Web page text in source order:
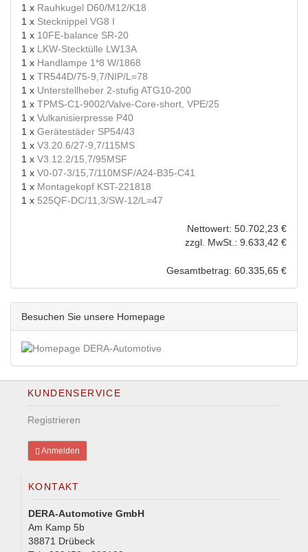
1 x Rauhkugel D60/M12/K18
1 x Stecknippel VG8 I
1 x 10FE-balance SR-20
1 x LKW-Stecktülle LW13A
1 x Handlampe 1*8 W/1868
1 x TR544D/75-9,7/NIP/L=78
1 x Unterstellheber 2-stufig ATG10-200
1 x TPMS-C1-9002/Valve-Core-short, VPE/25
1 x Vulkanisierpresse P40
1 x Gerätestäder SP54/43
1 x V3.20.6/27-9,7/115MS
1 x V3.12.2/15,7/95MSF
1 x V0-07-3/15,7/110MSF/A24-B35-C41
1 x Montagekopf KST-221818
1 x 525QF-DC/11,3/SW-12/L=47
Nettowert: 50.702,23 €
zzgl. MwSt.: 9.633,42 €
Gesamtbetrag: 60.335,65 €
Besuchen Sie unsere Homepage
KUNDENSERVICE
Registrieren
Anmelden
KONTAKT
DERA-Automotive GmbH
Am Kamp 5b
38871 Drübeck